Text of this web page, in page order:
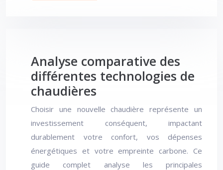
Analyse comparative des
différentes technologies de
chaudières
Choisir une nouvelle chaudière représente un
investissement conséquent, impactant
durablement votre confort, vos dépenses
énergétiques et votre empreinte carbone. Ce
guide complet analyse les principales